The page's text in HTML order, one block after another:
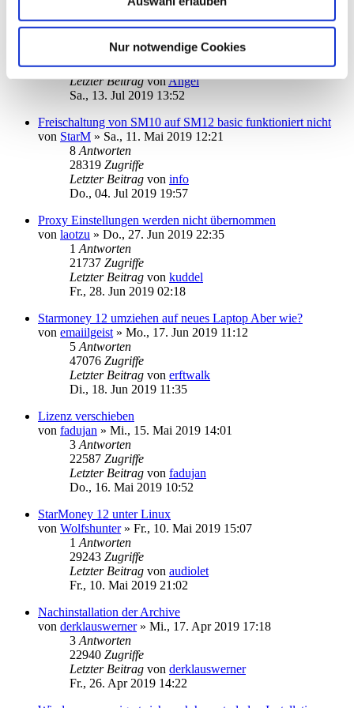
Nur notwendige Cookies
Problem mit HBCI-PIN-Dialog
Antworten
29349Zugriffe
Letzter BeitragvonAngel
Sa., 13. Jul 2019 13:52
Freischaltung von SM10 auf SM12 basic funktioniert nicht
von StarM » Sa., 11. Mai 2019 12:21
8 Antworten
28319 Zugriffe
Letzter Beitrag von info
Do., 04. Jul 2019 19:57
Proxy Einstellungen werden nicht übernommen
von laotzu » Do., 27. Jun 2019 22:35
1 Antworten
21737 Zugriffe
Letzter Beitrag von kuddel
Fr., 28. Jun 2019 02:18
Starmoney 12 umziehen auf neues Laptop Aber wie?
von emaiilgeist » Mo., 17. Jun 2019 11:12
5 Antworten
47076 Zugriffe
Letzter Beitrag von erftwalk
Di., 18. Jun 2019 11:35
Lizenz verschieben
von fadujan » Mi., 15. Mai 2019 14:01
3 Antworten
22587 Zugriffe
Letzter Beitrag von fadujan
Do., 16. Mai 2019 10:52
StarMoney 12 unter Linux
von Wolfshunter» Fr., 10. Mai 2019 15:07
1 Antworten
29243 Zugriffe
Letzter Beitrag von audiolet
Fr., 10. Mai 2019 21:02
Nachinstallation der Archive
von derklauswerner» Mi., 17. Apr 2019 17:18
3 Antworten
22940 Zugriffe
Letzter Beitrag von derklauswerner
Fr., 26. Apr 2019 14:22